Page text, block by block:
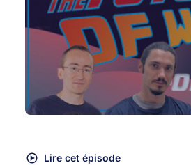
Lire cet épisode